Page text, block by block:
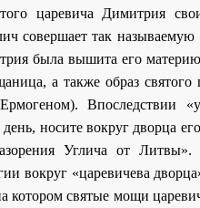
царевича Димитрия
совершает так
была вышита его
а также образ
Впоследствии
носите вокруг дворца
Углича от Литвы».
вокруг «царевичева
котором святые мощи